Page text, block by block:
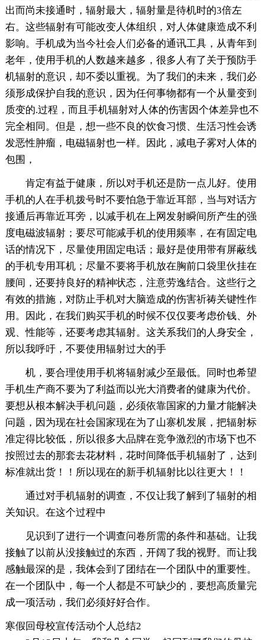
出而尚未接通时，辐射最大，辐射量是待机时的3倍左
右。这些辐射有可能改变人体组织，对人体健康造成不利
影响。手机成为当今社会人们必备的通讯工具，从青年到
老年，使用手机的人数越来越多，很多人有了关于预防手
机辐射的意识，却不委以重视。为了我们的未来，我们必
须形成保护自我的意识，因为任何事物都有一个从量变到
质变的.过程，而且手机辐射对人体的伤害因个体差异也不
完全相同。但是，想一些不良的饮食习惯、生活习性会诱
发恶性肿瘤，电磁辐射也一样。因此，减电子雾对人体的
包围，
肯定有益于健康，所以对手机还是防一点儿好。使用
手机的人在手机拨号时不要怕急于靠近耳部，当与对话方
接通后再靠近耳旁，以减手机在上网发射瞬间所产生的强
度电磁波辐射；要尽可能减手机的使用频率，在有固定电
话的情况下，尽量使用固定电话；最好是使用带有屏蔽线
的手机专用耳机；尽量不要将手机放在胸前口袋里伙挂在
腰间，还要持良好的精神状态，注意劳逸结合。这些行之
有效的措施，对防止手机对大脑造成的伤害祈祷关键性作
用。因此，在我们购买手机的时候不仅仅要考虑价钱、外
观、性能等，还要考虑其辐射。这关系我们的人身安全，
所以我呼吁，不要使用辐射过大的手
机，要合理使用手机将辐射减少至最低。同时也希望
手机生产商不要为了利益而以光大消费者的健康为代价。
要想从根本解决手机问题，必须依靠国家的力量才能解决
问题，因为现在社会国家现在为了山寨机发展，把辐射标
准定得比较低，所以很多大品牌在竞争激烈的市场下也不
按照过去的那套去花材料，花时间降低手机辐射了，达到
标准就出货！！所以现在的新手机辐射比以往更大！！
通过对手机辐射的调查，不仅让我了解到了辐射的相
关知识。在这个过程中
见识到了进行一个调查问卷所需的条件和基础。让我
接触了以前从没接触过的东西，开阔了我的视野。而让我
感触最深的是，我体会到了团结在一个团队中的重要性。
在一个团队中，每一个人都是不可缺少的，要想高质量完
成一项活动，我们必须好好合作。
寒假回母校宣传活动个人总结2